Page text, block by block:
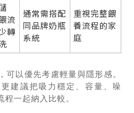
流
轉
通常需搭配
同品牌奶瓶
系統
重視完整餵
養流程的家
庭
可以優先考慮輕量與隱形感。
建議把吸力穩定、容量、噪
一起納入比較。